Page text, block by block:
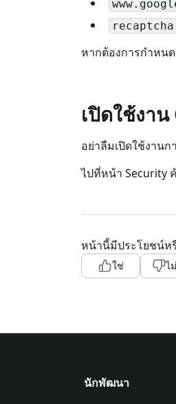
หากต้องการกำหน
เปิดใช้งาน
อย่าลืมเปิดใช้งานก
ไปที่หน้า Security
หน้านี้มีประโยชน์ห
ใช่ ไ
นักพัฒนา